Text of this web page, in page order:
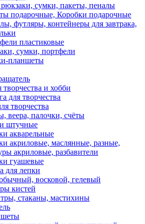
сумки, пакеты, пеналы
подарочные, Коробки подарочные
футляры, контейнеры для завтрака,
пластиковые
сумки, портфели
планшеты
и хобби
для творчества
творчества
веера, палочки, счёты
штучные
акварельные
акриловые, маслянные, разные,
акриловые, разбавители
гуашевые
для лепки
восковой, гелевый
кистей
стаканы, мастихины